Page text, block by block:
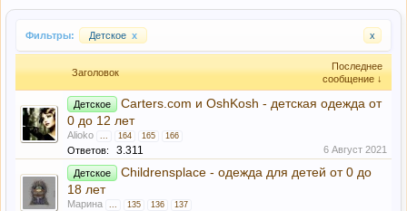
Фильтры: Детское x x
Заголовок
Последнее
сообщение ↓
Детское
Carters.com и OshKosh - детская одежда от
0 до 12 лет
Alioko ... 164 165 166
Ответов: 3.311 6 Август 2021
Детское
Childrensplace - одежда для детей от 0 до
18 лет
Марина ... 135 136 137